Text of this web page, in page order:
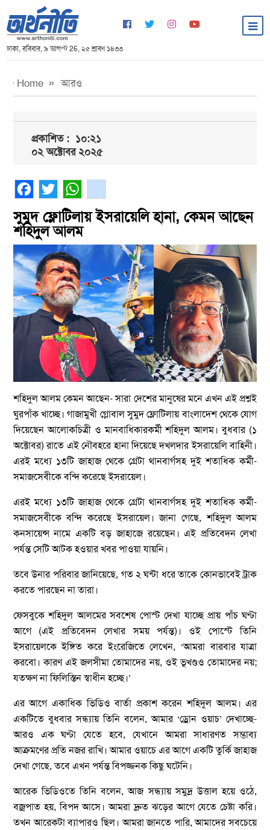
ঢাকা, রবিবার, ৯ আগস্ট 26, ২৫ শ্রাবণ ১৪৩৩
Home আরও
প্রকাশিত :১০:২১
০২ অক্টোবর ২০২৫
সুমুদ ফ্লোটিলায় ইসরায়েলি হানা, কেমন আছেন
শহিদুল আলম
শহিদুল আলম কেমন আছেন- সারা দেশের মানুষের মনে এখন এই প্রশ্নই
ঘুরপাঁক খাচ্ছে। গাজামুখী গ্লোবাল সুমুদ ফ্লোটিলায় বাংলাদেশ থেকে যোগ
দিয়েছেন আলোকচিত্রী ও মানবাধিকারকর্মী শহিদুল আলম। বুধবার (১
অক্টোবর) রাতে এই নৌবহরে হানা দিয়েছে দখলদার ইসরায়েলি বাহিনী।
এরই মধ্যে ১৩টি জাহাজ থেকে গ্রেটা থানবার্গসহ দুই শতাধিক কর্মী-
সমাজসেবীকে বন্দি করেছে ইসরায়েল।
এরই মধ্যে ১৩টি জাহাজ থেকে গ্রেটা থানবার্গসহ দুই শতাধিক কর্মী-
সমাজসেবীকে বন্দি করেছে ইসরায়েল। জানা গেছে, শহিদুল আলম
কনসায়েন্স নামে একটি বড় জাহাজে রয়েছেন। এই প্রতিবেদন লেখা
পর্যন্ত সেটি আটক হওয়ার খবর পাওয়া যায়নি।
তবে উনার পরিবার জানিয়েছে, গত ২ ঘন্টা ধরে তাকে কোনভাবেই ট্রাক
করতে পারছেন না তারা।
ফেসবুকে শহিদুল আলমের সবশেষ পোস্ট দেখা যাচ্ছে প্রায় পাঁচ ঘণ্টা
আগে (এই প্রতিবেদন লেখার সময় পর্যন্ত)। ওই পোস্টে তিনি
ইসরায়েলকে ইঙ্গিত করে ইংরেজিতে লেখেন, ‘আমরা বারবার যাত্রা
করবো। কারণ এই জলসীমা তোমাদের নয়, ওই ভূখণ্ডও তোমাদের নয়;
যতক্ষণ না ফিলিস্তিন স্বাধীন হচ্ছে।’
এর আগে একাধিক ভিডিও বার্তা প্রকাশ করেন শহিদুল আলম। এর
একটিতে বুধবার সন্ধ্যায় তিনি বলেন, আমার ‘ড্রোন ওয়াচ’ দেখাচ্ছে-
আরও এক ঘণ্টা যেতে হবে, যেখানে আমরা সাধারণত সম্ভাব্য
আক্রমণের প্রতি নজর রাখি। আমার ওয়াচে এর আগে একটি তুর্কি জাহাজ
দেখা গেছে, তবে এখন পর্যন্ত বিপজ্জনক কিছু ঘটেনি।
আরেক ভিডিওতে তিনি বলেন, আজ সন্ধ্যায় সমুদ্র উত্তাল হয়ে ওঠে,
বজ্রপাত হয়, বিপদ আসে। আমরা দ্রুত ঝড়ের আগে যেতে চেষ্টা করি।
তখন আরেকটা ব্যাপারও ছিল। আমরা জানতে পারি, আমাদের সবচেয়ে